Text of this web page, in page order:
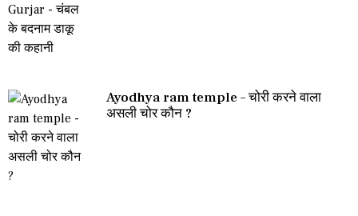
Ayodhya ram temple – चोरी करने वाला
असली चोर कौन ?